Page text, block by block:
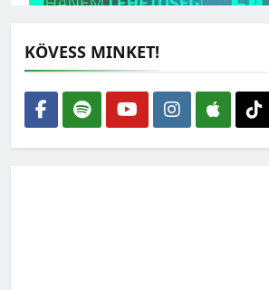
Nyitott a tér: mindenkit vár a X. Zöld
2026-06-02
KÖVESS MINKET!